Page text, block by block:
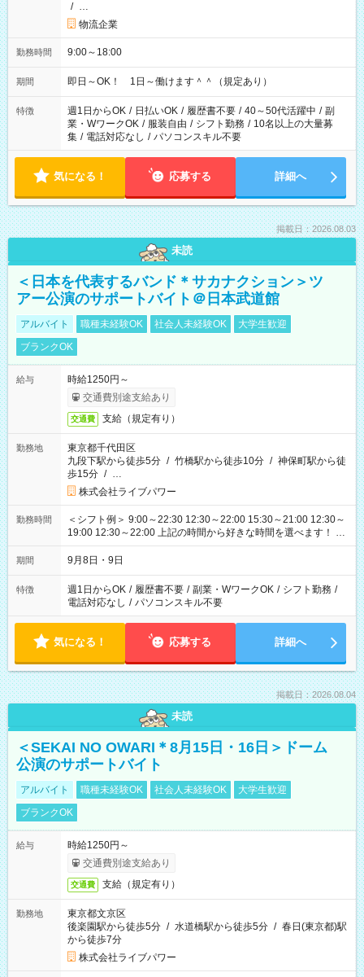
/ …
物流企業
勤務時間 9:00～18:00
期間 即日～OK！ 1日～働けます＾＾（規定あり）
特徴 週1日からOK / 日払いOK / 履歴書不要 / 40～50代活躍中 / 副
業・WワークOK / 服装自由 / シフト勤務 / 10名以上の大量募
集 / 電話対応なし / パソコンスキル不要
気になる！ 応募する 詳細へ
掲載日：2026.08.03
未読
＜日本を代表するバンド＊サカナクション＞ツ
アー公演のサポートバイト＠日本武道館
アルバイト 職種未経験OK 社会人未経験OK
大学生歓迎
ブランクOK
給与
時給1250円～
交通費別途支給あり
交通費 支給（規定有り）
勤務地
東京都千代田区
九段下駅から徒歩5分 / 竹橋駅から徒歩10分 / 神保町駅から徒
歩15分 / …
株式会社ライブパワー
勤務時間
＜シフト例＞ 9:00～22:30 12:30～22:00 15:30～21:00 12:30～
19:00 12:30～22:00 上記の時間から好きな時間を選べます！ ※
時間は変更となる可能性があります
期間 9月8日・9日
特徴 週1日からOK / 履歴書不要 / 副業・WワークOK / シフト勤務 /
電話対応なし / パソコンスキル不要
気になる！ 応募する 詳細へ
掲載日：2026.08.04
未読
＜SEKAI NO OWARI＊8月15日・16日＞ドーム
公演のサポートバイト
アルバイト 職種未経験OK 社会人未経験OK
大学生歓迎
ブランクOK
給与
時給1250円～
交通費別途支給あり
交通費 支給（規定有り）
勤務地
東京都文京区
後楽園駅から徒歩5分 / 水道橋駅から徒歩5分 / 春日(東京都)駅
から徒歩7分
株式会社ライブパワー